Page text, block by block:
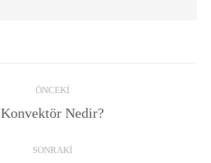
ÖNCEKI
Previous
Konvektör Nedir?
SONRAKI